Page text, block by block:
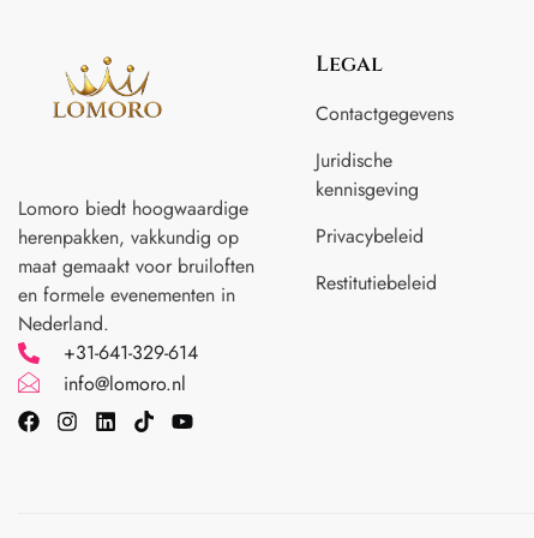
Lomoro biedt hoogwaardige
herenpakken, vakkundig op
maat gemaakt voor bruiloften
en formele evenementen in
Nederland.
+31-641-329-614
info@lomoro.nl
Legal
Contactgegevens
Juridische
kennisgeving
Privacybeleid
Restitutiebeleid